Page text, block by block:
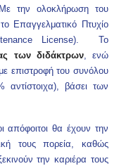
την ολοκλήρωση του
Επαγγελματικό Πτυχίο
License). Το
των διδάκτρων, ενώ
επιστροφή του συνόλου
βάσει των
θα έχουν την
τους πορεία, καθώς
την καριέρα τους